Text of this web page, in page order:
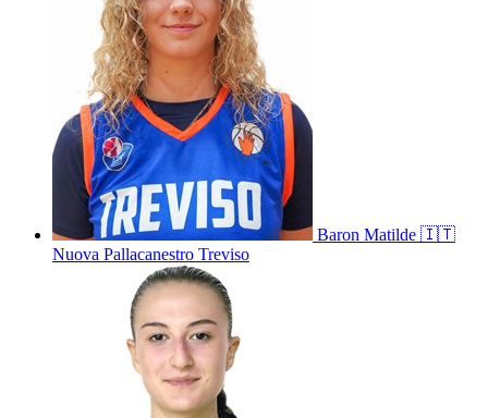
Baron Matilde 🇮🇹
Nuova Pallacanestro Treviso